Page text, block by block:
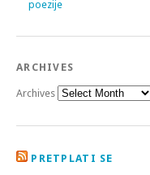
poezije
ARCHIVES
Archives
PRETPLATI SE